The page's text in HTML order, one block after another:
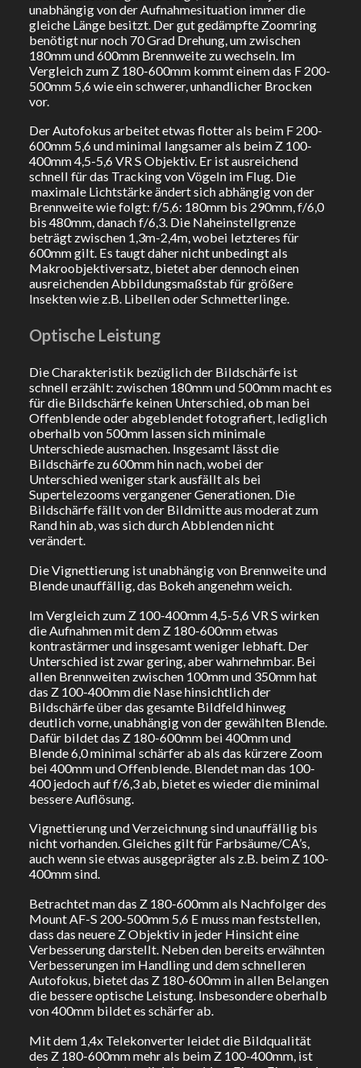
unabhängig von der Aufnahmesituation immer die
gleiche Länge besitzt. Der gut gedämpfte Zoomring
benötigt nur noch 70 Grad Drehung, um zwischen
180mm und 600mm Brennweite zu wechseln. Im
Vergleich zum Z 180-600mm kommt einem das F 200-
500mm 5,6 wie ein schwerer, unhandlicher Brocken
vor.
Der Autofokus arbeitet etwas flotter als beim F 200-
600mm 5,6 und minimal langsamer als beim Z 100-
400mm 4,5-5,6 VR S Objektiv. Er ist ausreichend
schnell für das Tracking von Vögeln im Flug. Die
maximale Lichtstärke ändert sich abhängig von der
Brennweite wie folgt: f/5,6: 180mm bis 290mm, f/6,0
bis 480mm, danach f/6,3. Die Naheinstellgrenze
beträgt zwischen 1,3m-2,4m, wobei letzteres für
600mm gilt. Es taugt daher nicht unbedingt als
Makroobjektiversatz, bietet aber dennoch einen
ausreichenden Abbildungsmaßstab für größere
Insekten wie z.B. Libellen oder Schmetterlinge.
Optische Leistung
Die Charakteristik bezüglich der Bildschärfe ist
schnell erzählt: zwischen 180mm und 500mm macht es
für die Bildschärfe keinen Unterschied, ob man bei
Offenblende oder abgeblendet fotografiert, lediglich
oberhalb von 500mm lassen sich minimale
Unterschiede ausmachen. Insgesamt lässt die
Bildschärfe zu 600mm hin nach, wobei der
Unterschied weniger stark ausfällt als bei
Supertelezooms vergangener Generationen. Die
Bildschärfe fällt von der Bildmitte aus moderat zum
Rand hin ab, was sich durch Abblenden nicht
verändert.
Die Vignettierung ist unabhängig von Brennweite und
Blende unauffällig, das Bokeh angenehm weich.
Im Vergleich zum Z 100-400mm 4,5-5,6 VR S wirken
die Aufnahmen mit dem Z 180-600mm etwas
kontrastärmer und insgesamt weniger lebhaft. Der
Unterschied ist zwar gering, aber wahrnehmbar. Bei
allen Brennweiten zwischen 100mm und 350mm hat
das Z 100-400mm die Nase hinsichtlich der
Bildschärfe über das gesamte Bildfeld hinweg
deutlich vorne, unabhängig von der gewählten Blende.
Dafür bildet das Z 180-600mm bei 400mm und
Blende 6,0 minimal schärfer ab als das kürzere Zoom
bei 400mm und Offenblende. Blendet man das 100-
400 jedoch auf f/6,3 ab, bietet es wieder die minimal
bessere Auflösung.
Vignettierung und Verzeichnung sind unauffällig bis
nicht vorhanden. Gleiches gilt für Farbsäume/CA’s,
auch wenn sie etwas ausgeprägter als z.B. beim Z 100-
400mm sind.
Betrachtet man das Z 180-600mm als Nachfolger des
Mount AF-S 200-500mm 5,6 E muss man feststellen,
dass das neuere Z Objektiv in jeder Hinsicht eine
Verbesserung darstellt. Neben den bereits erwähnten
Verbesserungen im Handling und dem schnelleren
Autofokus, bietet das Z 180-600mm in allen Belangen
die bessere optische Leistung. Insbesondere oberhalb
von 400mm bildet es schärfer ab.
Mit dem 1,4x Telekonverter leidet die Bildqualität
des Z 180-600mm mehr als beim Z 100-400mm, ist